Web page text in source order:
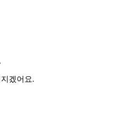
겠어요.